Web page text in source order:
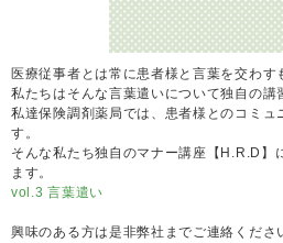
医療従事者とは常に患者様と言葉を交わす
私たちはそんな言葉遣いについて独自の講
私達保険調剤薬局では、患者様とのコミュ
す。
そんな私たち独自のマナー講座【H.R.D】
ます。
vol.3 言葉遣い
興味のある方は是非弊社までご連絡くださ